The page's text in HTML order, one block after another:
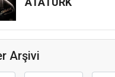
Arşivi